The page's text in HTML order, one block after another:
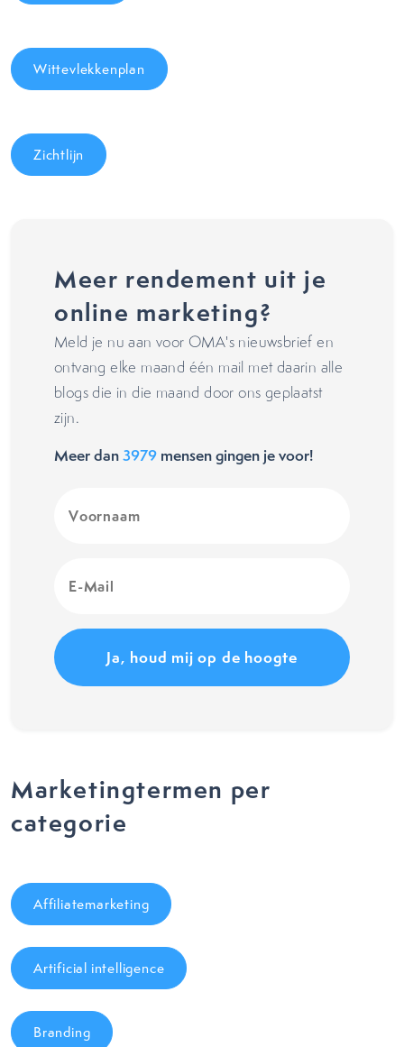
Wittevlekkenplan
Zichtlijn
Meer rendement uit je
online marketing?
Meld je nu aan voor OMA's nieuwsbrief en
ontvang elke maand één mail met daarin alle
blogs die in die maand door ons geplaatst
zijn.
Meer dan3979 mensen gingen je voor!
(Vereist)
Mail
Marketingtermen per
categorie
Affiliatemarketing
Artificial intelligence
Branding